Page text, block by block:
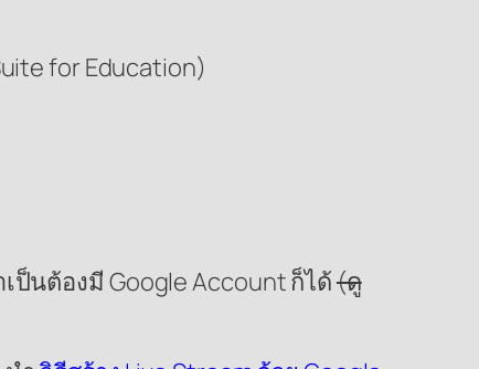
for Education)
ป็นต้องมี Google Account ก็ได้(ดู